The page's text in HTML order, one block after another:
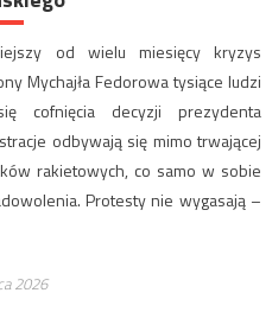
od wielu miesięcy kryzys
Mychajła Fedorowa tysiące ludzi
cofnięcia decyzji prezydenta
odbywają się mimo trwającej
rakietowych, co samo w sobie
Protesty nie wygasają –
2026